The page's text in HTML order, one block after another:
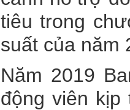
tiêu trong
suất của năm
Năm 2019
động viên